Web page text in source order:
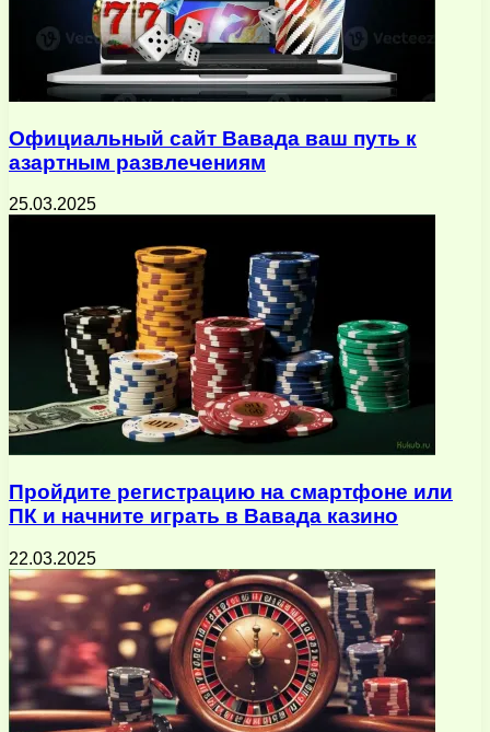
Официальный сайт Вавада ваш путь к
азартным развлечениям
25.03.2025
Пройдите регистрацию на смартфоне или
ПК и начните играть в Вавада казино
22.03.2025